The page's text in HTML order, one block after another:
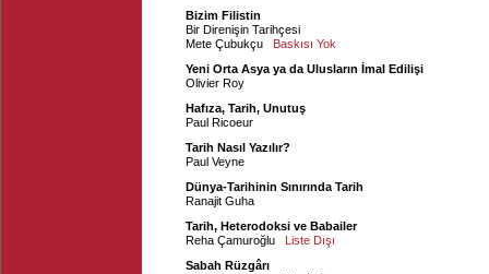
Bizim Filistin
Bir Direnişin Tarihçesi
Mete Çubukçu
Baskısı Yok
Yeni Orta Asya ya da Ulusların İmal Edilişi
Olivier Roy
Hafıza, Tarih, Unutuş
Paul Ricoeur
Tarih Nasıl Yazılır?
Paul Veyne
Dünya-Tarihinin Sınırında Tarih
Ranajit Guha
Tarih, Heterodoksi ve Babailer
Reha Çamuroğlu
Liste Dışı
Sabah Rüzgârı